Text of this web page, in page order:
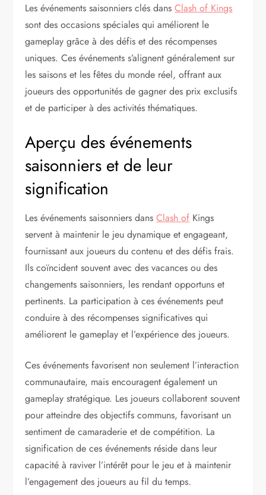
Les événements saisonniers clés dansClash of Kings
sont des occasions spéciales qui améliorent le
gameplay grâce à des défis et des récompenses
uniques. Ces événements s’alignent généralement sur
les saisons et les fêtes du monde réel, offrant aux
joueurs des opportunités de gagner des prix exclusifs
et de participer à des activités thématiques.
Aperçu des événements
saisonniers et de leur
signification
Les événements saisonniers dansClash of Kings
servent à maintenir le jeu dynamique et engageant,
fournissant aux joueurs du contenu et des défis frais.
Ils coïncident souvent avec des vacances ou des
changements saisonniers, les rendant opportuns et
pertinents. La participation à ces événements peut
conduire à des récompenses significatives qui
améliorent le gameplay et l’expérience des joueurs.
Ces événements favorisent non seulement l’interaction
communautaire, mais encouragent également un
gameplay stratégique. Les joueurs collaborent souvent
pour atteindre des objectifs communs, favorisant un
sentiment de camaraderie et de compétition. La
signification de ces événements réside dans leur
capacité à raviver l’intérêt pour le jeu et à maintenir
l’engagement des joueurs au fil du temps.